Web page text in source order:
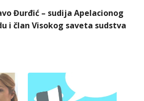
Đurđić – sudija Apelacionog
i član Visokog saveta sudstva